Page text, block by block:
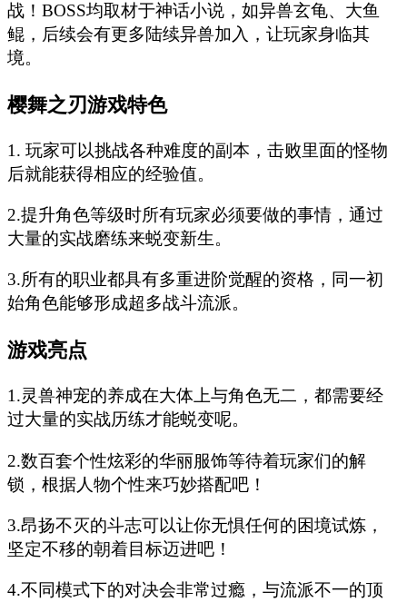
战！BOSS均取材于神话小说，如异兽玄龟、大鱼
鲲，后续会有更多陆续异兽加入，让玩家身临其
境。
樱舞之刃游戏特色
1. 玩家可以挑战各种难度的副本，击败里面的怪物
后就能获得相应的经验值。
2.提升角色等级时所有玩家必须要做的事情，通过
大量的实战磨练来蜕变新生。
3.所有的职业都具有多重进阶觉醒的资格，同一初
始角色能够形成超多战斗流派。
游戏亮点
1.灵兽神宠的养成在大体上与角色无二，都需要经
过大量的实战历练才能蜕变呢。
2.数百套个性炫彩的华丽服饰等待着玩家们的解
锁，根据人物个性来巧妙搭配吧！
3.昂扬不灭的斗志可以让你无惧任何的困境试炼，
坚定不移的朝着目标迈进吧！
4.不同模式下的对决会非常过瘾，与流派不一的顶